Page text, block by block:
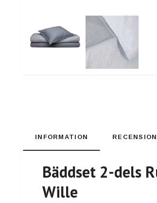
INFORMATION
Bäddset 2-dels
Wille